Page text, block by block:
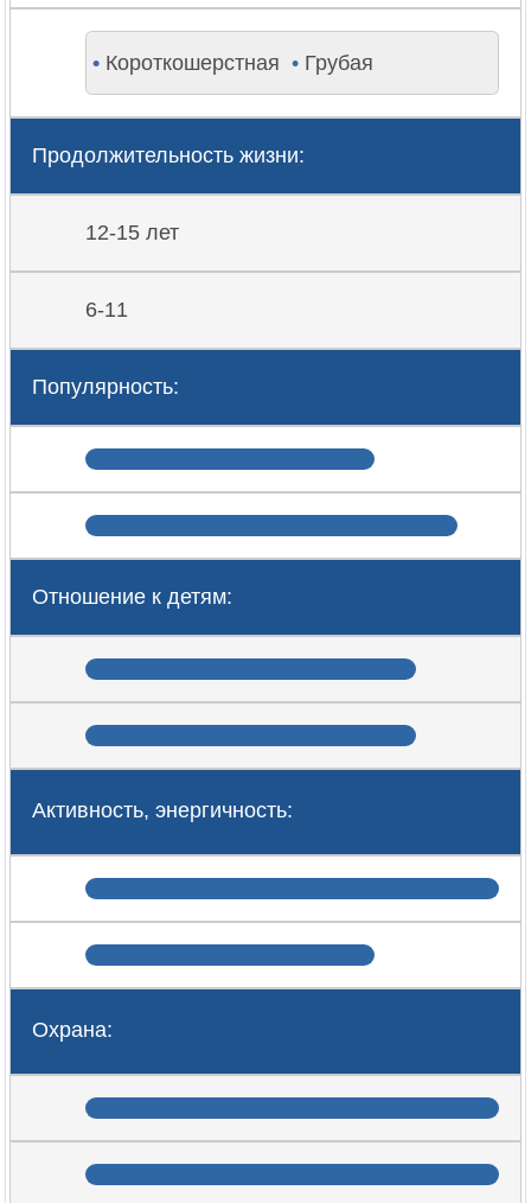
• Короткошерстная • Грубая
Продолжительность жизни:
12-15 лет
6-11
Популярность:
Отношение к детям:
Активность, энергичность:
Охрана: